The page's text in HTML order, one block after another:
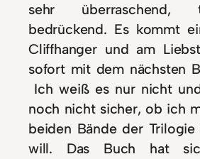
sehr überraschend,
bedrückend. Es kommt
Cliffhanger und am
sofort mit dem nächsten
Ich weiß es nur nicht
noch nicht sicher, ob ich
beiden Bände der
will. Das Buch hat